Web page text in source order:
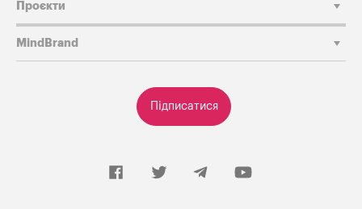
Підписатися
Проєкти
MindBrand